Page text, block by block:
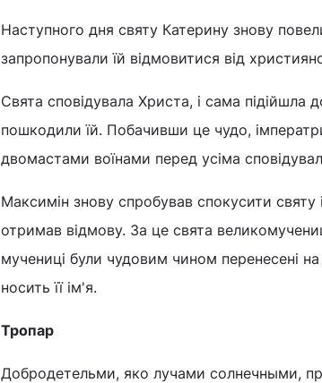
Наступного дня святу Катерину знову
запропонували їй відмовитися від
Свята сповідувала Христа, і сама підійшла
пошкодили їй. Побачивши це чудо,
двомастами воїнами перед усіма
Максимін знову спробував спокусити
отримав відмову. За це свята
мучениці були чудовим чином перенесені
носить її ім'я.
Тропар
Добродетельми, яко лучами солнечными,